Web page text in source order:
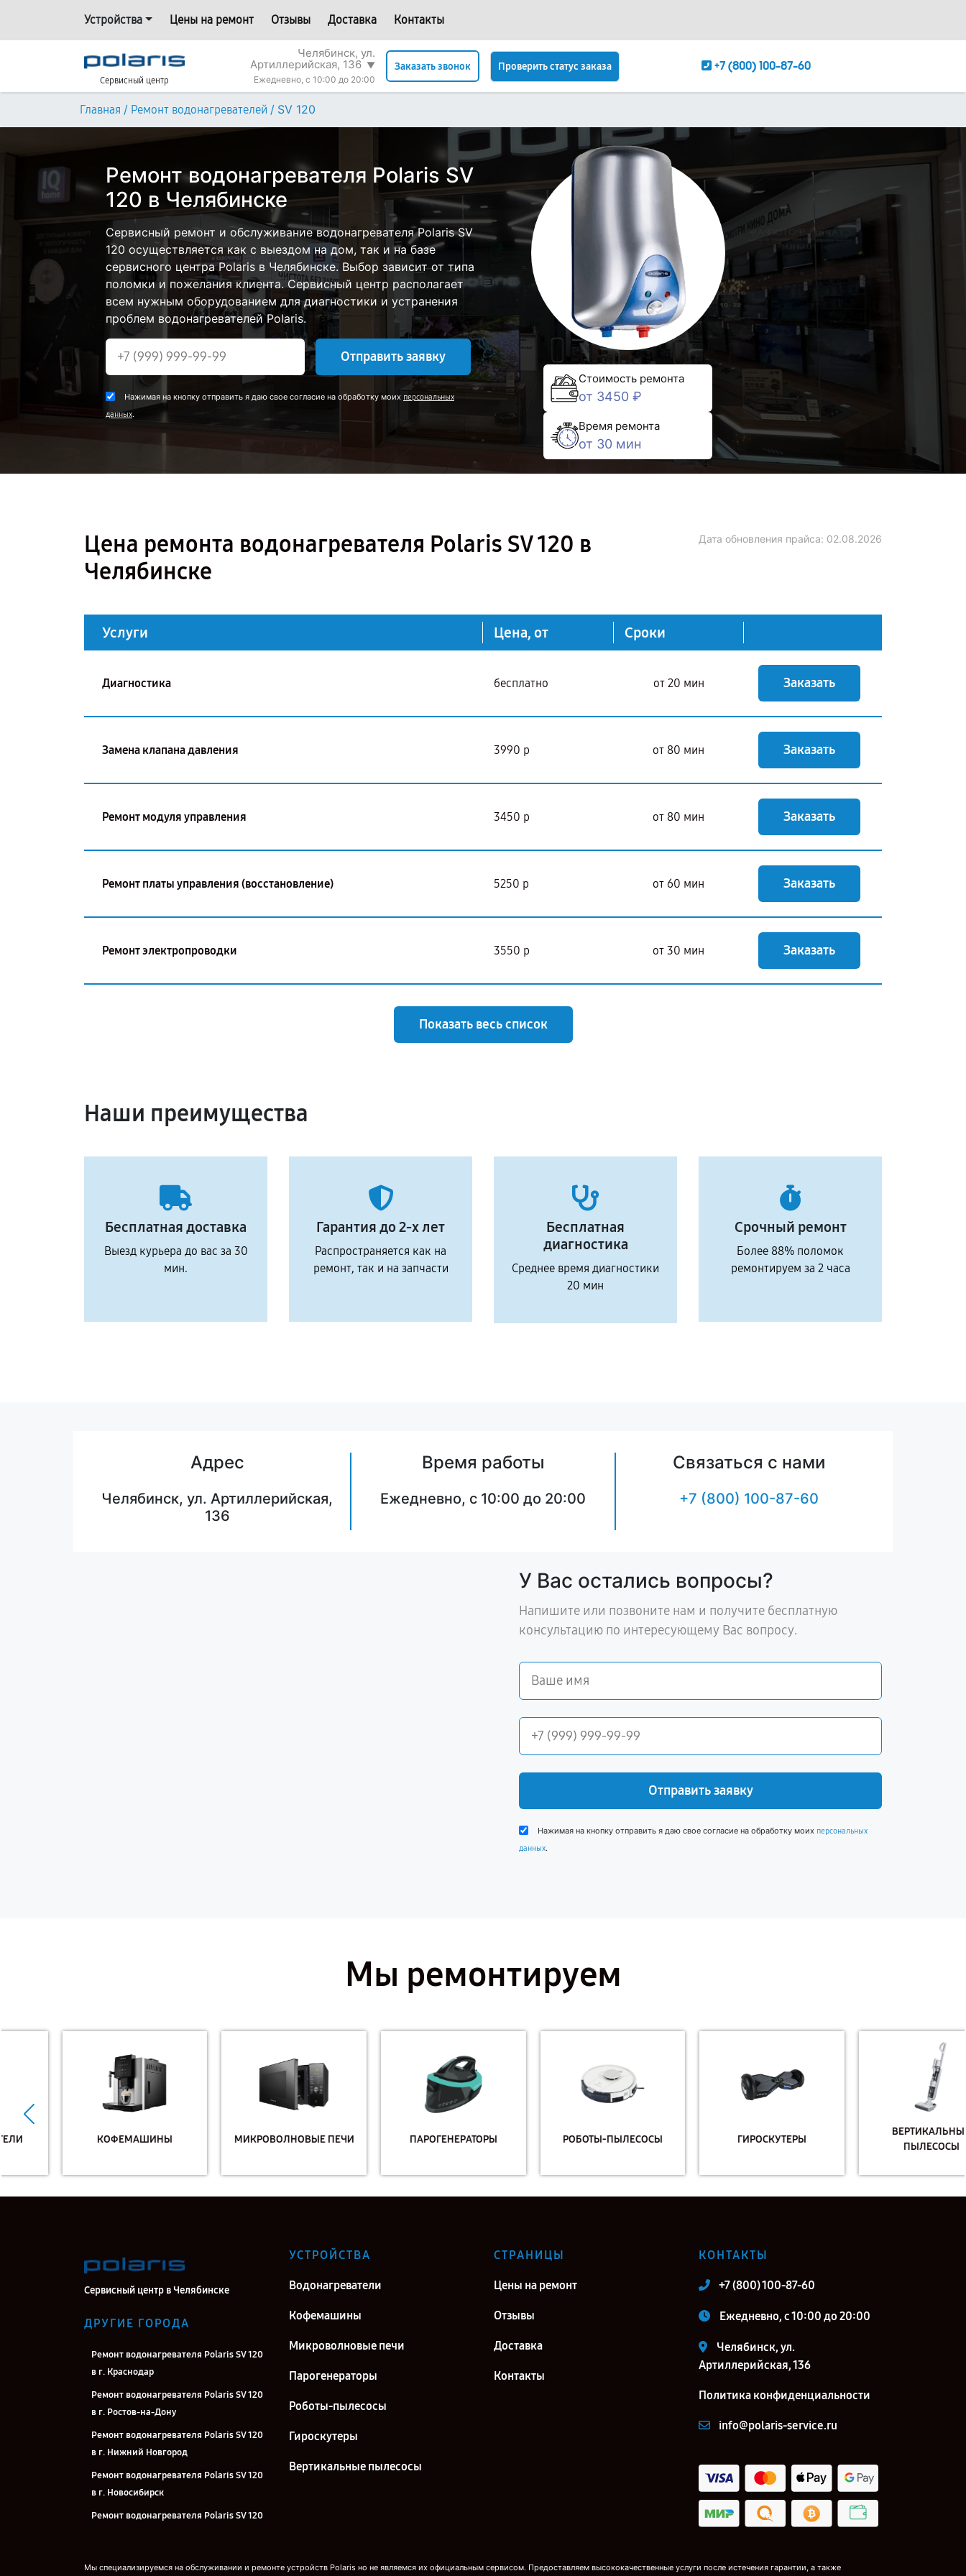
Устройства Цены на ремонт Отзывы Доставка Контакты
Сервисный центр
Челябинск, ул.
Артиллерийская, 136 ▼
Ежедневно, с 10:00 до 20:00
Заказать звонок Проверить статус заказа +7 (800) 100-87-60
Главная / Ремонт водонагревателей / SV 120
Ремонт водонагревателя Polaris SV
120 в Челябинске
Сервисный ремонт и обслуживание водонагревателя Polaris SV
120 осуществляется как с выездом на дом, так и на базе
сервисного центра Polaris в Челябинске. Выбор зависит от типа
поломки и пожелания клиента. Сервисный центр располагает
всем нужным оборудованием для диагностики и устранения
проблем водонагревателей Polaris.
Отправить заявку
Нажимая на кнопку отправить я даю свое согласие на обработку моих персональных
данных.
Стоимость ремонта
от 3450 ₽
Время ремонта
от 30 мин
Цена ремонта водонагревателя Polaris SV 120 в
Челябинске
Дата обновления прайса: 02.08.2026
Услуги Цена, от Сроки
Диагностика бесплатно от 20 мин Заказать
Замена клапана давления 3990 р от 80 мин Заказать
Ремонт модуля управления 3450 р от 80 мин Заказать
Ремонт платы управления (восстановление) 5250 р от 60 мин Заказать
Ремонт электропроводки 3550 р от 30 мин Заказать
Показать весь список
Наши преимущества
Бесплатная доставка
Выезд курьера до вас за 30
мин.
Гарантия до 2-х лет
Распространяется как на
ремонт, так и на запчасти
Бесплатная
диагностика
Среднее время диагностики
20 мин
Срочный ремонт
Более 88% поломок
ремонтируем за 2 часа
Адрес
Челябинск, ул. Артиллерийская,
136
Время работы
Ежедневно, с 10:00 до 20:00
Связаться с нами
+7 (800) 100-87-60
У Вас остались вопросы?
Напишите или позвоните нам и получите бесплатную
консультацию по интересующему Вас вопросу.
Отправить заявку
Нажимая на кнопку отправить я даю свое согласие на обработку моих персональных
данных.
Мы ремонтируем
КОФЕМАШИНЫ МИКРОВОЛНОВЫЕ ПЕЧИ ПАРОГЕНЕРАТОРЫ РОБОТЫ-ПЫЛЕСОСЫ ГИРОСКУТЕРЫ
ВЕРТИКАЛЬНЫЕ
ПЫЛЕСОСЫ
Сервисный центр в Челябинске
ДРУГИЕ ГОРОДА
Ремонт водонагревателя Polaris SV 120
в г. Краснодар
Ремонт водонагревателя Polaris SV 120
в г. Ростов-на-Дону
Ремонт водонагревателя Polaris SV 120
в г. Нижний Новгород
Ремонт водонагревателя Polaris SV 120
в г. Новосибирск
Ремонт водонагревателя Polaris SV 120
в г. Казань
УСТРОЙСТВА
Водонагреватели
Кофемашины
Микроволновые печи
Парогенераторы
Роботы-пылесосы
Гироскутеры
Вертикальные пылесосы
СТРАНИЦЫ
Цены на ремонт
Отзывы
Доставка
Контакты
КОНТАКТЫ
+7 (800) 100-87-60
Ежедневно, с 10:00 до 20:00
Челябинск, ул.
Артиллерийская, 136
Политика конфиденциальности
info@polaris-service.ru
Мы специализируемся на обслуживании и ремонте устройств Polaris но не являемся их официальным сервисом. Предоставляем высококачественные услуги после истечения гарантии, а также